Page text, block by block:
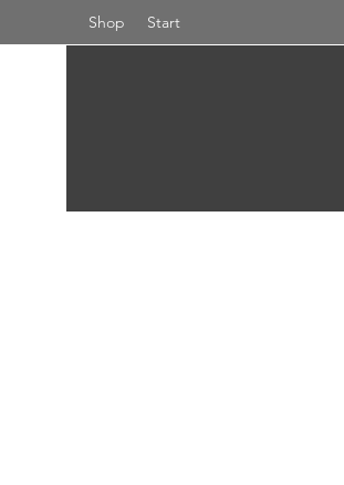
Shop Start